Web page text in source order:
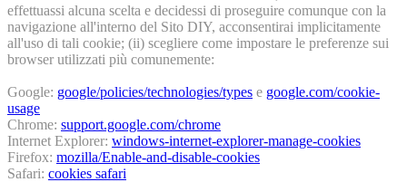
effettuassi alcuna scelta e decidessi di proseguire comunque con la
navigazione all'interno del Sito DIY, acconsentirai implicitamente
all'uso di tali cookie; (ii) scegliere come impostare le preferenze sui
browser utilizzati più comunemente:
Google: google/policies/technologies/types e google.com/cookie-
usage
Chrome: support.google.com/chrome
Internet Explorer: windows-internet-explorer-manage-cookies
Firefox: mozilla/Enable-and-disable-cookies
Safari: cookies safari